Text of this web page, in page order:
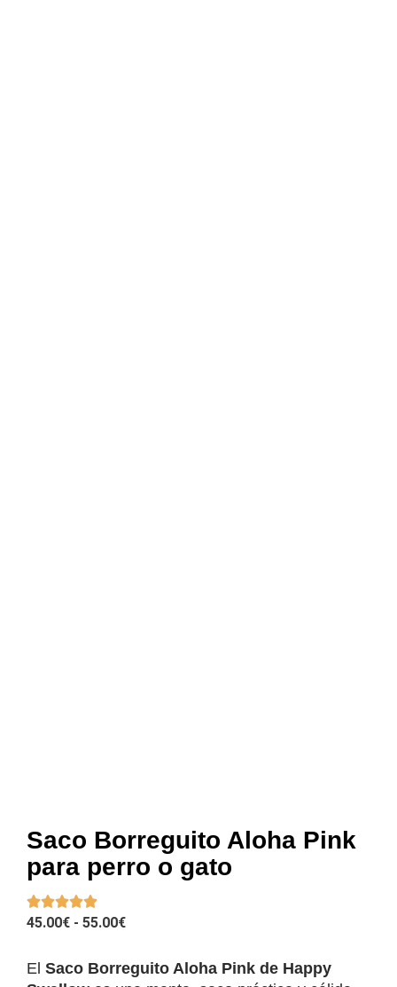
Saco Borreguito Aloha Pink
para perro o gato
45.00€ - 55.00€RANGO
PRECIOS:
DESDE
El Saco Borreguito Aloha Pink de Happy